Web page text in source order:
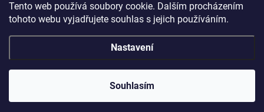
Tento web používá soubory cookie. Dalším procházením
tohoto webu vyjadřujete souhlas s jejich používáním.
Nastavení
Souhlasím
eplovna.cz